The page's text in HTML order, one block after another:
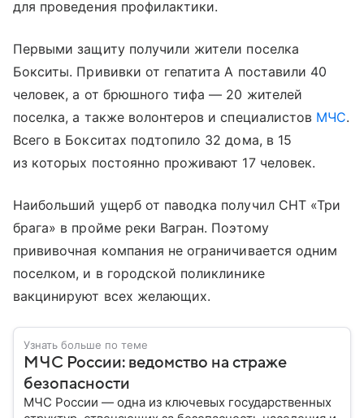
для проведения профилактики.
Первыми защиту получили жители поселка
Бокситы. Прививки от гепатита А поставили 40
человек, а от брюшного тифа — 20 жителей
поселка, а также волонтеров и специалистов МЧС.
Всего в Бокситах подтопило 32 дома, в 15
из которых постоянно проживают 17 человек.
Наибольший ущерб от паводка получил СНТ «Три
брага» в пройме реки Вагран. Поэтому
прививочная компания не ограничивается одним
поселком, и в городской поликлинике
вакцинируют всех желающих.
Узнать больше по теме
МЧС России: ведомство на страже
безопасности
МЧС России — одна из ключевых государственных